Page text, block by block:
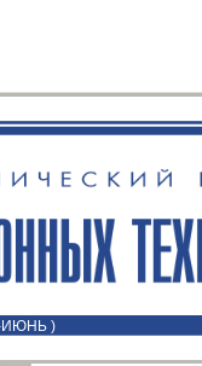
ИЮНЬ )